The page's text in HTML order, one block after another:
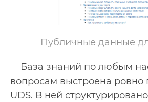
Публичные данные
База знаний по любым
вопросам выстроена ровно
UDS. В ней